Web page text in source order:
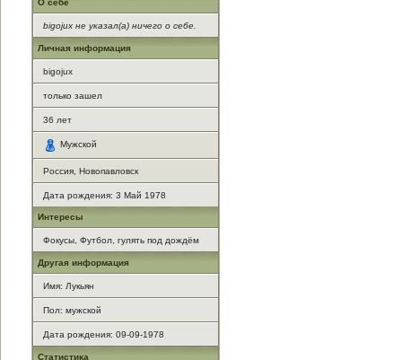
О себе
bigojux не указал(а) ничего о себе.
Личная информация
bigojux
только зашел
36 лет
Мужской
Россия, Новопавловск
Дата рождения: 3 Май 1978
Интересы
Фокусы, Футбол, гулять под дождём
Другая информация
Имя: Лукьян
Пол: мужской
Дата рождения: 09-09-1978
Статистика